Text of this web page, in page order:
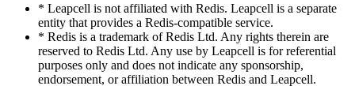
* Leapcell is not affiliated with Redis. Leapcell is a separate
entity that provides a Redis-compatible service.
* Redis is a trademark of Redis Ltd. Any rights therein are
reserved to Redis Ltd. Any use by Leapcell is for referential
purposes only and does not indicate any sponsorship,
endorsement, or affiliation between Redis and Leapcell.